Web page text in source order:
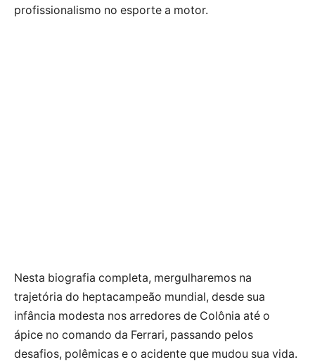
profissionalismo no esporte a motor.
Nesta biografia completa, mergulharemos na
trajetória do heptacampeão mundial, desde sua
infância modesta nos arredores de Colônia até o
ápice no comando da Ferrari, passando pelos
desafios, polêmicas e o acidente que mudou sua vida.